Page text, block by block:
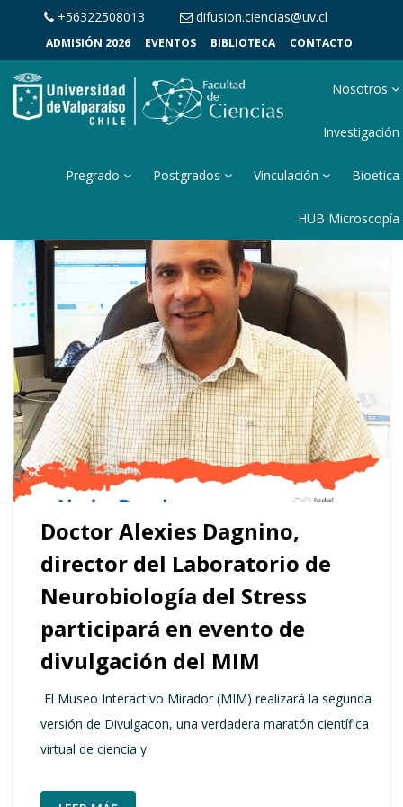
+56322508013 difusion.ciencias@uv.cl
ADMISIÓN 2026 EVENTOS BIBLIOTECA CONTACTO
Nosotros
Investigación
Pregrado Postgrados Vinculación Bioetica
HUB Microscopía
Doctor Alexies Dagnino,
director del Laboratorio de
Neurobiología del Stress
participará en evento de
divulgación del MIM
El Museo Interactivo Mirador (MIM) realizará la segunda
versión de Divulgacon, una verdadera maratón científica
virtual de ciencia y